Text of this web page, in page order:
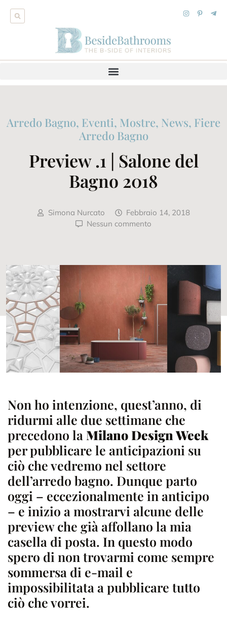
Arredo Bagno, Eventi, Mostre, News, Fiere
Arredo Bagno
Preview .1 | Salone del
Bagno 2018
Simona Nurcato
Febbraio 14, 2018
Nessun commento
Non ho intenzione, quest’anno, di
ridurmi alle due settimane che
precedono la Milano Design Week
per pubblicare le anticipazioni su
ciò che vedremo nel settore
dell’arredo bagno. Dunque parto
oggi – eccezionalmente in anticipo
– e inizio a mostrarvi alcune delle
preview che già affollano la mia
casella di posta. In questo modo
spero di non trovarmi come sempre
sommersa di e-mail e
impossibilitata a pubblicare tutto
ciò che vorrei.